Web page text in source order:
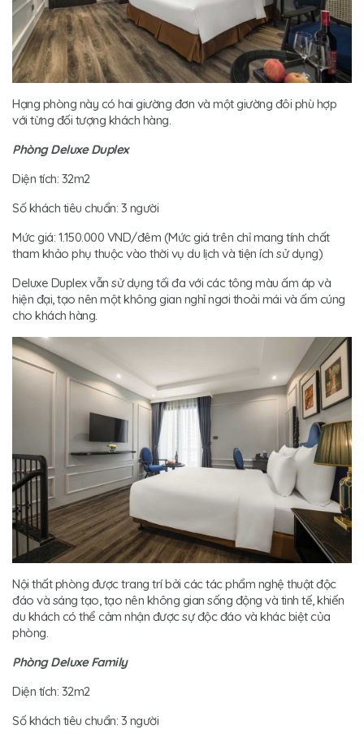
Hạng phòng này có hai giường đơn và một giường đôi phù hợp
với từng đối tượng khách hàng.
Phòng Deluxe Duplex
Diện tích: 32m2
Số khách tiêu chuẩn: 3 người
Mức giá: 1.150.000 VND/đêm (Mức giá trên chỉ mang tính chất
tham khảo phụ thuộc vào thời vụ du lịch và tiện ích sử dụng)
Deluxe Duplex vẫn sử dụng tối đa với các tông màu ấm áp và
hiện đại, tạo nên một không gian nghỉ ngơi thoải mái và ấm cúng
cho khách hàng.
Nội thất phòng được trang trí bởi các tác phẩm nghệ thuật độc
đáo và sáng tạo, tạo nên không gian sống động và tinh tế, khiến
du khách có thể cảm nhận được sự độc đáo và khác biệt của
phòng.
Phòng Deluxe Family
Diện tích: 32m2
Số khách tiêu chuẩn: 3 người